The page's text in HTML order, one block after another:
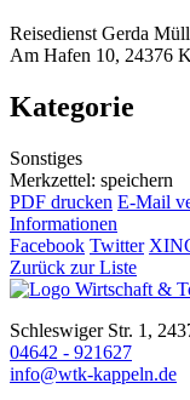
Reisedienst Gerda
Am Hafen 10, 24376
Kategorie
Sonstiges
Merkzettel: speichern
PDF drucken E-Mail
Informationen
Facebook Twitter
Zurück zur Liste
Schleswiger Str. 1,
04642 - 921627
info@wtk-kappeln.de